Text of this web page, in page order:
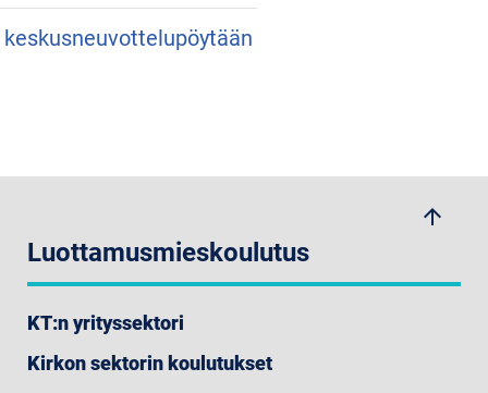
arrow_upwards
Luottamusmieskoulutus
KT:n yrityssektori
Kirkon sektorin koulutukset